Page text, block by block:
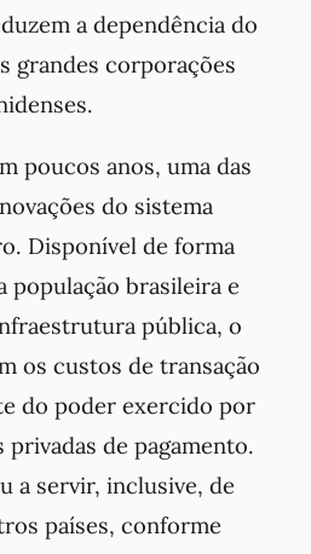
a dependência do
grandes corporações
poucos anos, uma das
do sistema
Disponível de forma
população brasileira e
pública, o
os custos de transação
do poder exercido por
privadas de pagamento.
a servir, inclusive, de
países, conforme